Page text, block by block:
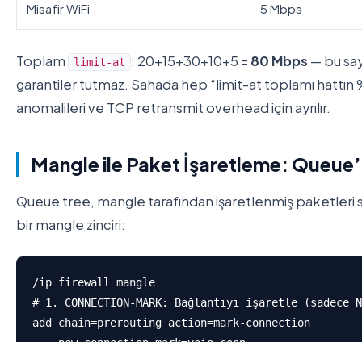
Misafir WiFi 5 Mbps
Toplam limit-at : 20+15+30+10+5 = 80 Mbps — bu
garantiler tutmaz. Sahada hep “limit-at toplamı hattın
anomalileri ve TCP retransmit overhead için ayrılır.
Mangle ile Paket İşaretleme:
Queue tree, mangle tarafından işaretlenmiş paketleri
bir mangle zinciri:
/ip firewall mangle
# 1. CONNECTION-MARK: Bağlantıyı işaretle (sadece
add chain=prerouting action=mark-connection